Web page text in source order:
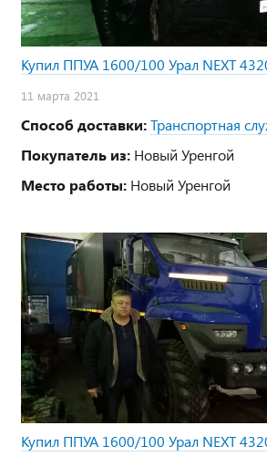
Купил ППУА 1600/100 Урал NEXT
11 марта 2021
Способ доставки:Транспортная
Покупатель из: Новый Уренгой
Место работы: Новый Уренгой
Купил ППУА 1600/100 Урал NEXT